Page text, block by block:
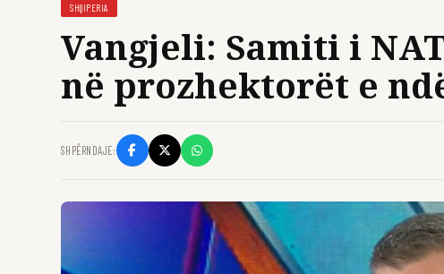
SHQIPERIA
Vangjeli: Samiti i
në prozhektorët e
SHPËRNDAJE: